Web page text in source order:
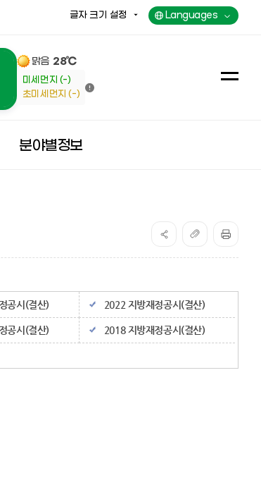
글자 크기 설정 Languages
맑음 28℃
미세먼지 (-)
초미세먼지 (-)
분야별정보
공시(결산) 2022 지방재정공시(결산)
공시(결산) 2018 지방재정공시(결산)